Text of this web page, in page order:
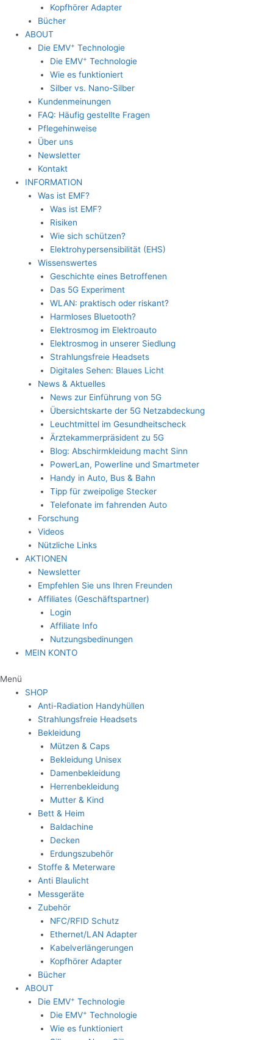
Kopfhörer Adapter
Bücher
ABOUT
Die EMV+ Technologie
Die EMV+ Technologie
Wie es funktioniert
Silber vs. Nano-Silber
Kundenmeinungen
FAQ: Häufig gestellte Fragen
Pflegehinweise
Über uns
Newsletter
Kontakt
INFORMATION
Was ist EMF?
Was ist EMF?
Risiken
Wie sich schützen?
Elektrohypersensibilität (EHS)
Wissenswertes
Geschichte eines Betroffenen
Das 5G Experiment
WLAN: praktisch oder riskant?
Harmloses Bluetooth?
Elektrosmog im Elektroauto
Elektrosmog in unserer Siedlung
Strahlungsfreie Headsets
Digitales Sehen: Blaues Licht
News & Aktuelles
News zur Einführung von 5G
Übersichtskarte der 5G Netzabdeckung
Leuchtmittel im Gesundheitscheck
Ärztekammerpräsident zu 5G
Blog: Abschirmkleidung macht Sinn
PowerLan, Powerline und Smartmeter
Handy in Auto, Bus & Bahn
Tipp für zweipolige Stecker
Telefonate im fahrenden Auto
Forschung
Videos
Nützliche Links
AKTIONEN
Newsletter
Empfehlen Sie uns Ihren Freunden
Affiliates (Geschäftspartner)
Login
Affiliate Info
Nutzungsbedinungen
MEIN KONTO
Menü
SHOP
Anti-Radiation Handyhüllen
Strahlungsfreie Headsets
Bekleidung
Mützen & Caps
Bekleidung Unisex
Damenbekleidung
Herrenbekleidung
Mutter & Kind
Bett & Heim
Baldachine
Decken
Erdungszubehör
Stoffe & Meterware
Anti Blaulicht
Messgeräte
Zubehör
NFC/RFID Schutz
Ethernet/LAN Adapter
Kabelverlängerungen
Kopfhörer Adapter
Bücher
ABOUT
Die EMV+ Technologie
Die EMV+ Technologie
Wie es funktioniert